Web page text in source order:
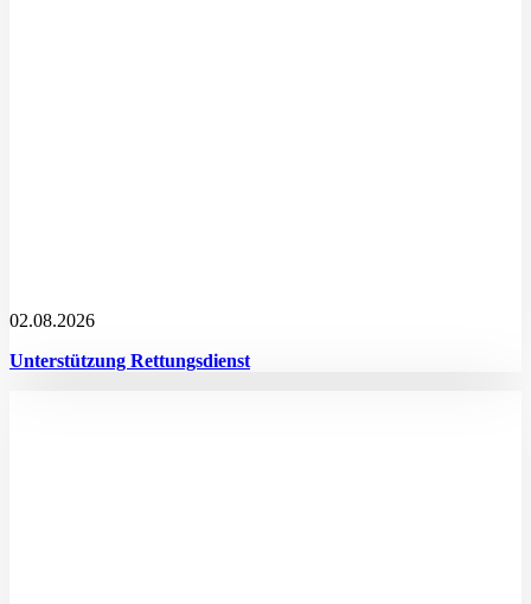
02.08.2026
Unterstützung Rettungsdienst